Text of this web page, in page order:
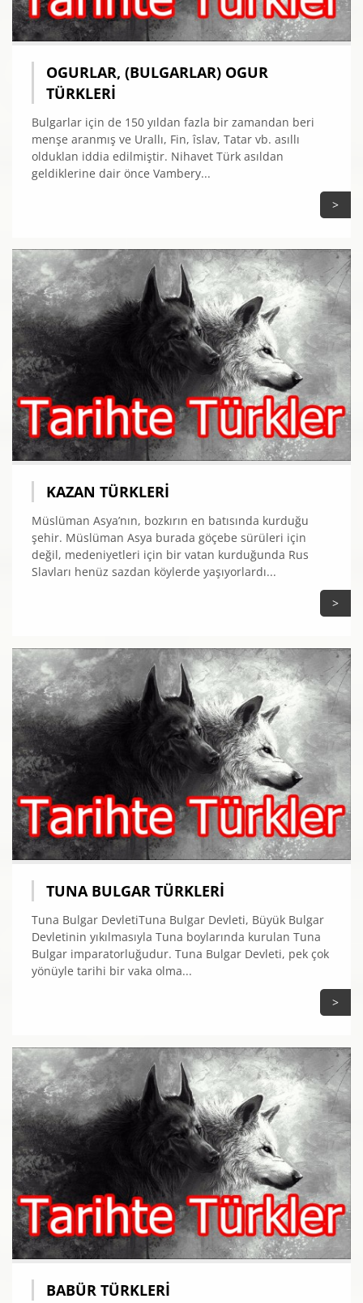
OGURLAR, (BULGARLAR) OGUR
TÜRKLERI
Bulgarlar için de 150 yıldan fazla bir zamandan beri
menşe aranmış ve Urallı, Fin, îslav, Tatar vb. asıllı
olduklan iddia edilmiştir. Nihavet Türk asıldan
geldiklerine dair önce Vambery...
>
KAZAN TÜRKLERI
Müslüman Asya’nın, bozkırın en batısında kurduğu
şehir. Müslüman Asya burada göçebe sürüleri için
değil, medeniyetleri için bir vatan kurduğunda Rus
Slavları henüz sazdan köylerde yaşıyorlardı...
>
TUNA BULGAR TÜRKLERI
Tuna Bulgar DevletiTuna Bulgar Devleti, Büyük Bulgar
Devletinin yıkılmasıyla Tuna boylarında kurulan Tuna
Bulgar imparatorluğudur. Tuna Bulgar Devleti, pek çok
yönüyle tarihi bir vaka olma...
>
BABÜR TÜRKLERI